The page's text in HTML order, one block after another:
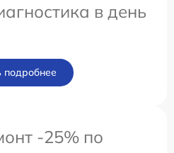
в день
подробнее
-25% по